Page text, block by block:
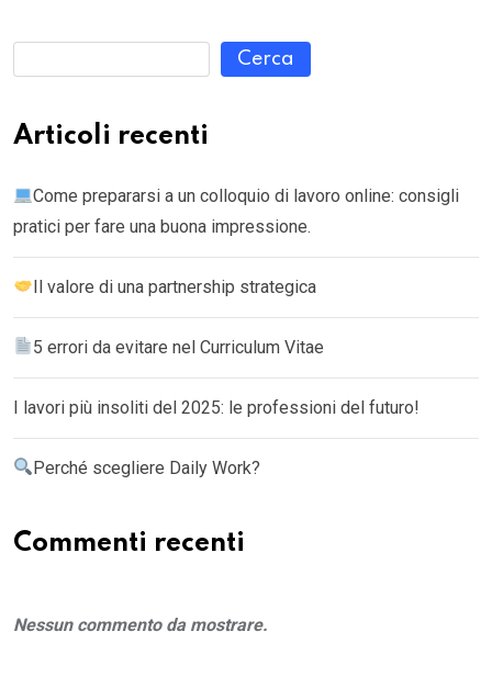
Cerca
Articoli recenti
Come prepararsi a un colloquio di lavoro online: consigli
pratici per fare una buona impressione.
Il valore di una partnership strategica
5 errori da evitare nel Curriculum Vitae
I lavori più insoliti del 2025: le professioni del futuro!
Perché scegliere Daily Work?
Commenti recenti
Nessun commento da mostrare.